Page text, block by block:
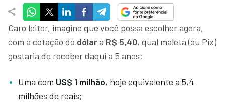
Caro leitor, imagine que você possa escolher agora,
com a cotação do dólara R$ 5,40, qual maleta (ou Pix)
gostaria de receber daqui a 5 anos:
Uma com US$ 1 milhão, hoje equivalente a 5,4
milhões de reais;